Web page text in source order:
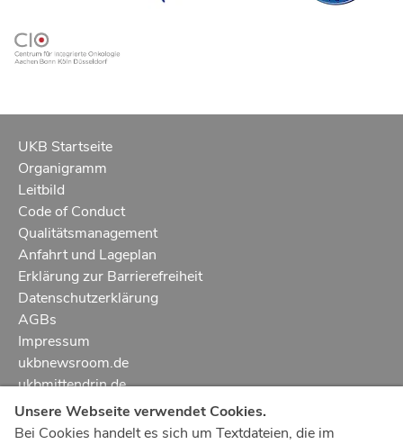
UKB Startseite
Organigramm
Leitbild
Code of Conduct
Qualitätsmanagement
Anfahrt und Lageplan
Erklärung zur Barrierefreiheit
Datenschutzerklärung
AGBs
Impressum
ukbnewsroom.de
ukbmittendrin.de
Notruf112
Unsere Webseite verwendet Cookies.
Bei Cookies handelt es sich um Textdateien, die im